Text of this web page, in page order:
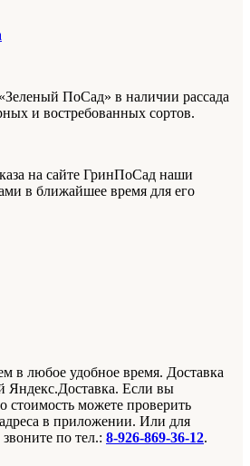
ПоСад» в наличии рассада
и востребованных сортов.
на сайте ГринПоСад наши
в ближайшее время для его
в любое удобное время. Доставка
Яндекс.Доставка. Если вы
стоимость можете проверить
адреса в приложении. Или для
по тел.: 8-926-869-36-12.